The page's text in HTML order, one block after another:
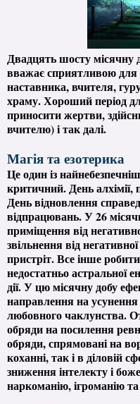
Двадцять шосту місячну
вважає сприятливою для
наставника, вчителя,
храму. Хороший період
приносити жертви,
вчителю) і так далі.
Магія та езотерика
Це один із
критичний. День алхімії,
День відновлення
відпрацювань. У 26
приміщення від
звільнення від
пристріт. Все інше
недостатньо астральної
дії. У цю місячну добу
направлення на
любовного чаклунства.
обряди на посилення
обряди, спрямовані на
коханні, так і в діловій
зниження інтелекту і
наркоманію, ігроманію